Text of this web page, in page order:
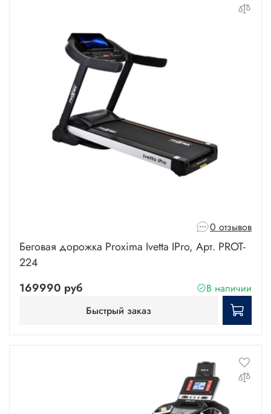
0 отзывов
Беговая дорожка Proxima Ivetta IPro, Арт. PROT-
224
169990 руб
В наличии
Быстрый заказ